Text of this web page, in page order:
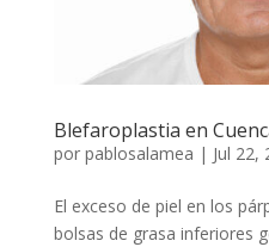
Blefaroplastia en
por pablosalamea | Jul 22,
El exceso de piel en los
bolsas de grasa inferiores